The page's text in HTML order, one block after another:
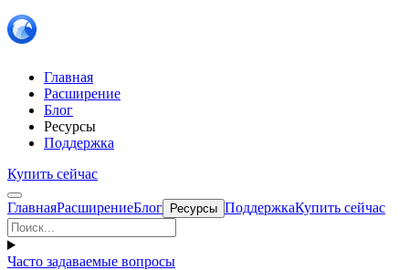
Главная
Расширение
Блог
Ресурсы
Поддержка
Купить сейчас
ГлавнаяРасширениеБлог Ресурсы ПоддержкаКупить сейчас
Часто задаваемые вопросы